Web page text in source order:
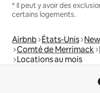
* Il peut y avoir des
certains logements.
Airbnb États-Unis
Comté de Merrimack
Locations au mois